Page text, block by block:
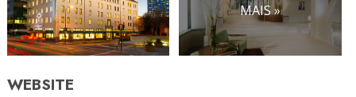
MAIS »
WEBSITE